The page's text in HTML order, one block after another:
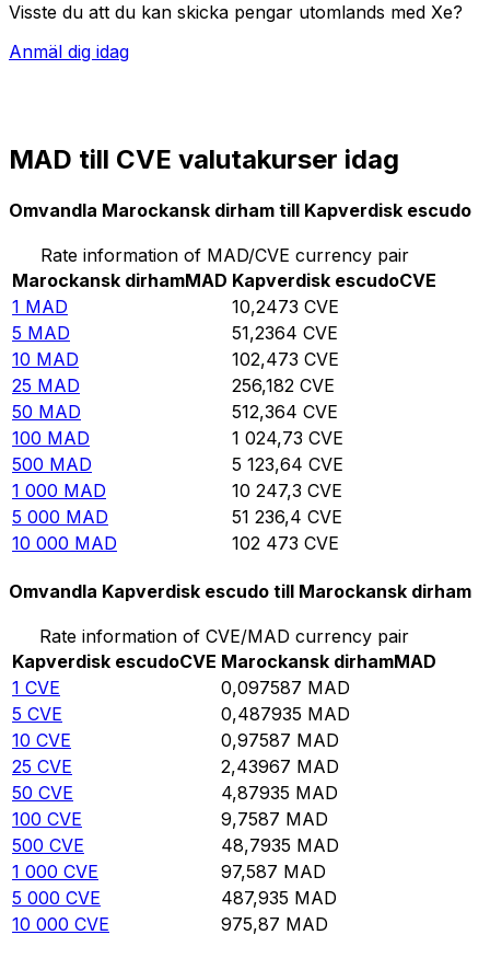
Visste du att du kan skicka pengar utomlands med Xe?
Anmäl dig idag
MAD till CVE valutakurser idag
Omvandla Marockansk dirham till Kapverdisk escudo
Rate information of MAD/CVE currency pair
Marockansk dirhamMAD Kapverdisk escudoCVE
1 MAD 10,2473 CVE
5 MAD 51,2364 CVE
10 MAD 102,473 CVE
25 MAD 256,182 CVE
50 MAD 512,364 CVE
100 MAD 1 024,73 CVE
500 MAD 5 123,64 CVE
1 000 MAD 10 247,3 CVE
5 000 MAD 51 236,4 CVE
10 000 MAD 102 473 CVE
Omvandla Kapverdisk escudo till Marockansk dirham
Rate information of CVE/MAD currency pair
Kapverdisk escudoCVE Marockansk dirhamMAD
1 CVE 0,097587 MAD
5 CVE 0,487935 MAD
10 CVE 0,97587 MAD
25 CVE 2,43967 MAD
50 CVE 4,87935 MAD
100 CVE 9,7587 MAD
500 CVE 48,7935 MAD
1 000 CVE 97,587 MAD
5 000 CVE 487,935 MAD
10 000 CVE 975,87 MAD